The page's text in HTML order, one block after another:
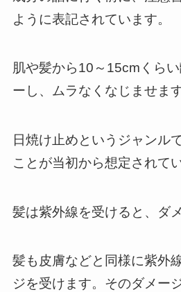
ように表記されています。
肌や髪から10～15cmくら
ーし、ムラなくなじませま
日焼け止めというジャンル
ことが当初から想定されて
髪は紫外線を受けると、ダ
髪も皮膚などと同様に紫外
ジを受けます。そのダメー